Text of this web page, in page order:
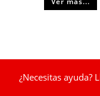
¿Necesitas ayuda?